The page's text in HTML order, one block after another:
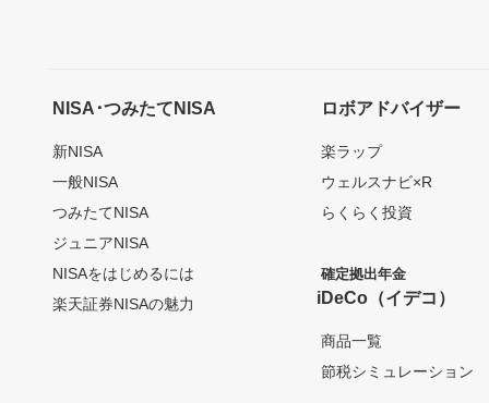
NISA･つみたてNISA
新NISA
一般NISA
つみたてNISA
ジュニアNISA
NISAをはじめるには
楽天証券NISAの魅力
ロボアドバイザー
楽ラップ
ウェルスナビ×R
らくらく投資
確定拠出年金
iDeCo（イデコ）
商品一覧
節税シミュレーション